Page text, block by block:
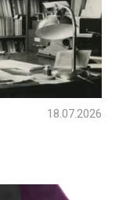
18.07.2026